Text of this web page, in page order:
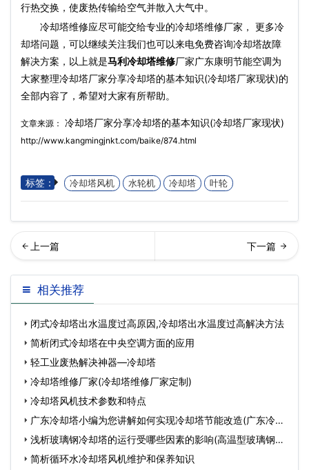
行热交换，使废热传输给空气并散入大气中。
冷却塔维修应尽可能交给专业的冷却塔维修厂家， 更多冷
却塔问题，可以继续关注我们也可以来电免费咨询冷却塔故障
解决方案，以上就是马利冷却塔维修厂家广东康明节能空调为
大家整理冷却塔厂家分享冷却塔的基本知识(冷却塔厂家现状)的
全部内容了，希望对大家有所帮助。
文章来源： 冷却塔厂家分享冷却塔的基本知识(冷却塔厂家现状)
http://www.kangmingjnkt.com/baike/874.html
标签： 冷却塔风机 水轮机 冷却塔 叶轮
析广东方形冷却塔是怎么运
作的呢?(广东冷却塔…
流式冷却塔防腐保养知识(横
流式冷却塔内壁防腐
相关推荐
闭式冷却塔出水温度过高原因,冷却塔出水温度过高解决方法
简析闭式冷却塔在中央空调方面的应用
轻工业废热解决神器—冷却塔
冷却塔维修厂家(冷却塔维修厂家定制)
冷却塔风机技术参数和特点
广东冷却塔小编为您讲解如何实现冷却塔节能改造(广东冷却
塔 浅析玻璃钢冷却塔的运行受哪些因素的影响(高温型玻璃钢冷
却 简析循环水冷却塔风机维护和保养知识